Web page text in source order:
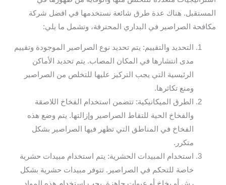
المستقبل. هناك عدة طرق شائعة نستخدمها في افضل شركة
مكافحة الصراصير في البداري المحترفة، وتشمل ما يلي:
التحديد والتقييم: يتم تحديد نوع الصراصير الموجودة وتقييم
مدى انتشارها في المكان المصاب. يتم تحديد الأماكن
الرئيسية التي يجب التركيز عليها للتخلص من الصراصير
ومنع تكاثرها.
الطرق الميكانيكية: تتضمن استخدام الفخاخ اللاصقة
والفخاخ الحية للتقاط الصراصير وإزالتها. يتم وضع هذه
الفخاخ في المناطق التي تظهر فيها الصراصير بشكل
متكرر.
استخدام المبيدات الحشرية: يتم استخدام مبيدات حشرية
خاصة للتحكم في الصراصير. تتوفر مبيدات حشرية بشكل